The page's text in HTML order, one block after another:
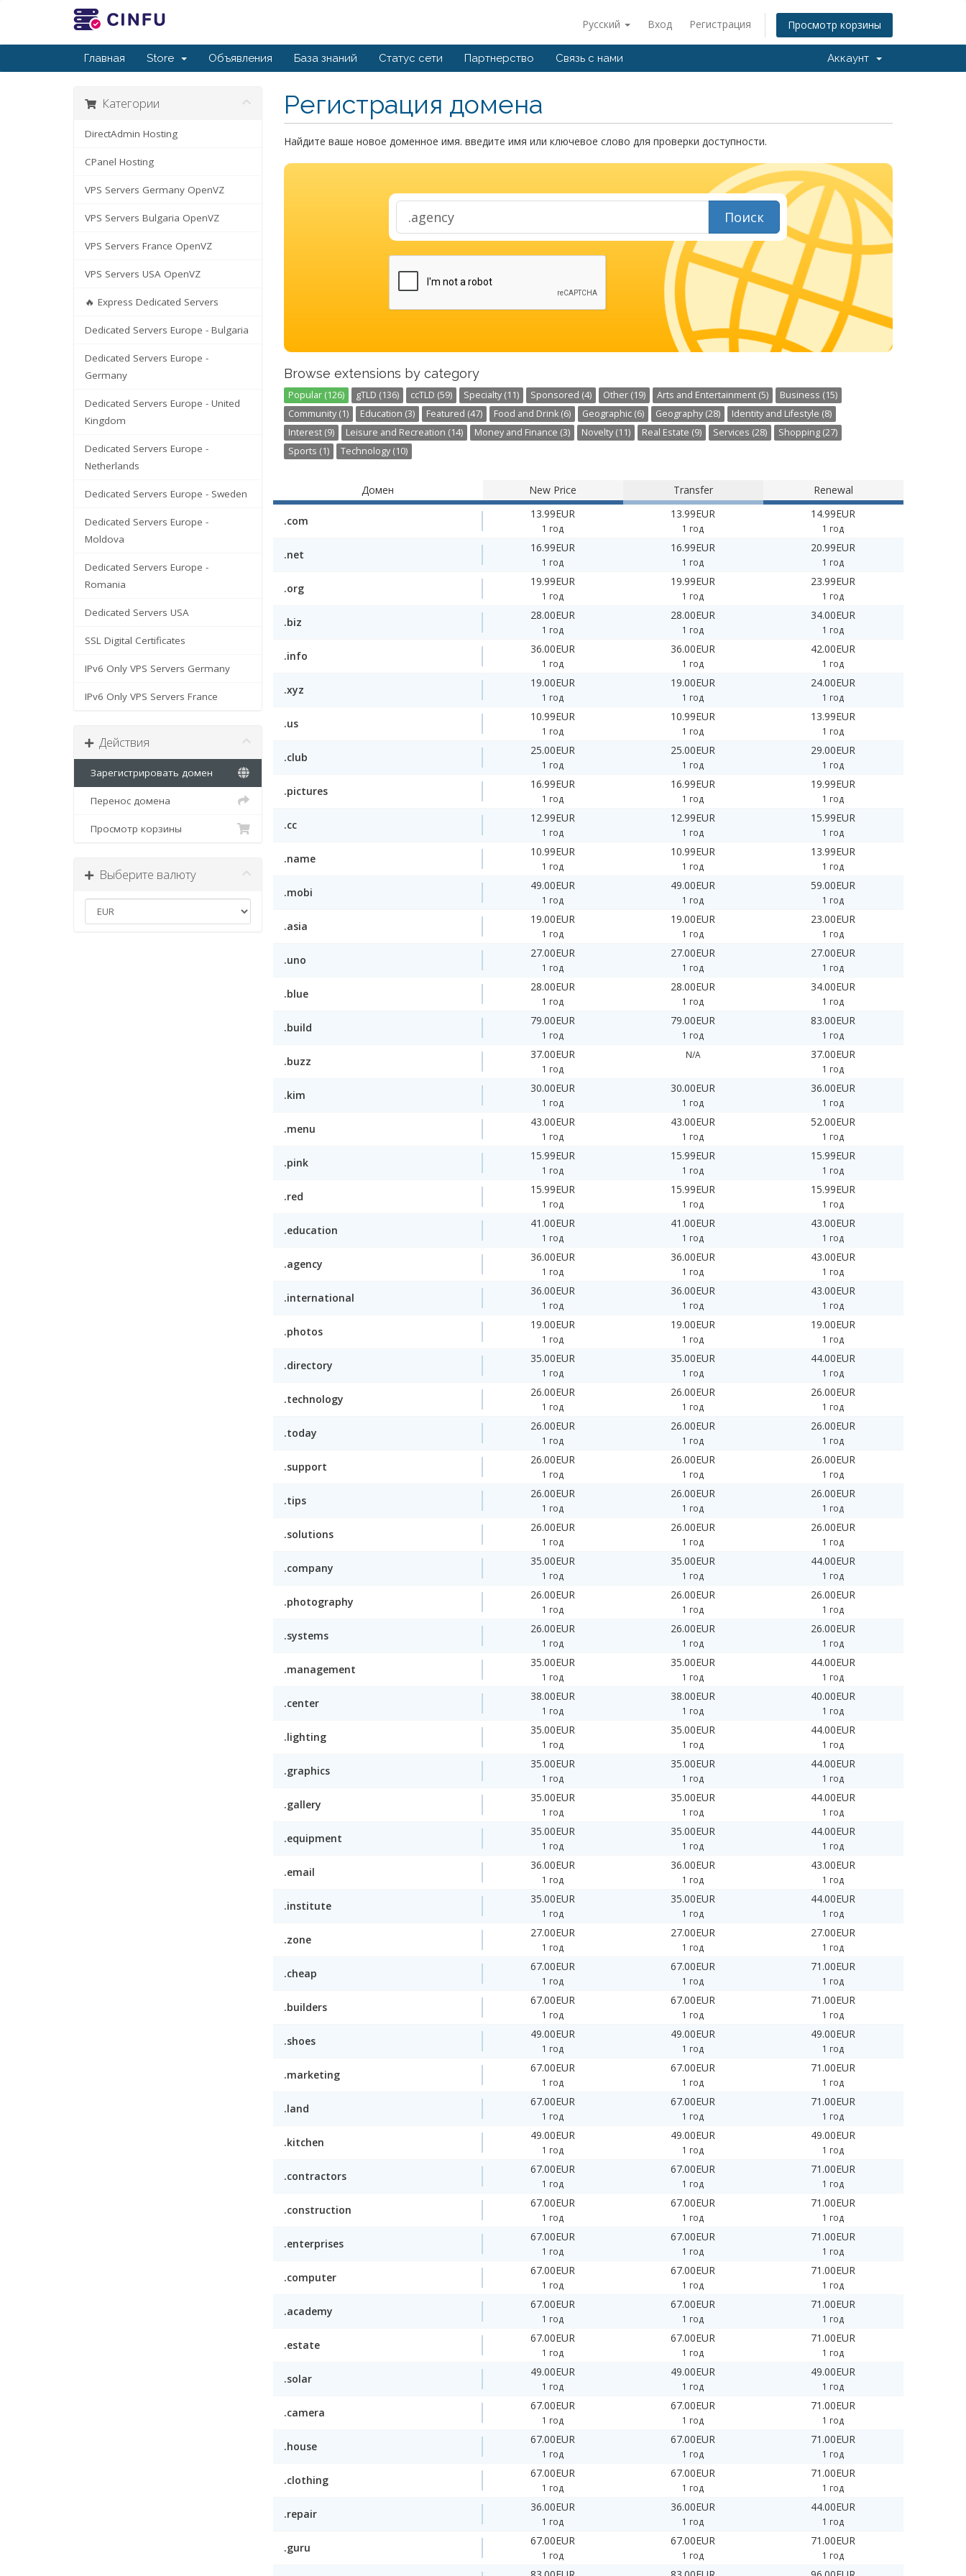
Русский Вход Регистрация Просмотр корзины
Главная Store Объявления База знаний Статус сети Партнерство Связь с нами Аккаунт
Регистрация домена
Категории
DirectAdmin Hosting
CPanel Hosting
VPS Servers Germany OpenVZ
VPS Servers Bulgaria OpenVZ
VPS Servers France OpenVZ
VPS Servers USA OpenVZ
🔥 Express Dedicated Servers
Dedicated Servers Europe - Bulgaria
Dedicated Servers Europe -
Germany
Dedicated Servers Europe - United
Kingdom
Dedicated Servers Europe -
Netherlands
Dedicated Servers Europe - Sweden
Dedicated Servers Europe -
Moldova
Dedicated Servers Europe -
Romania
Dedicated Servers USA
SSL Digital Certificates
IPv6 Only VPS Servers Germany
IPv6 Only VPS Servers France
Действия
Зарегистрировать домен
Перенос домена
Просмотр корзины
Выберите валюту
Найдите ваше новое доменное имя. введите имя или ключевое слово для проверки доступности.
Поиск
Browse extensions by category
Popular (126) gTLD (136) ccTLD (59) Specialty (11) Sponsored (4) Other (19) Arts and Entertainment (5)
Business (15)
Community (1)
Education (3) Featured (47) Food and Drink (6) Geographic (6) Geography (28)
Identity and Lifestyle (8)
Interest (9)
Leisure and Recreation (14) Money and Finance (3) Novelty (11) Real Estate (9) Services (28)
Shopping (27)
Sports (1)
Technology (10)
Домен New Price Transfer Renewal
.com
13.99EUR
1 год
13.99EUR
1 год
14.99EUR
1 год
.net
16.99EUR
1 год
16.99EUR
1 год
20.99EUR
1 год
.org
19.99EUR
1 год
19.99EUR
1 год
23.99EUR
1 год
.biz
28.00EUR
1 год
28.00EUR
1 год
34.00EUR
1 год
.info
36.00EUR
1 год
36.00EUR
1 год
42.00EUR
1 год
.xyz
19.00EUR
1 год
19.00EUR
1 год
24.00EUR
1 год
.us
10.99EUR
1 год
10.99EUR
1 год
13.99EUR
1 год
.club
25.00EUR
1 год
25.00EUR
1 год
29.00EUR
1 год
.pictures
16.99EUR
1 год
16.99EUR
1 год
19.99EUR
1 год
.cc
12.99EUR
1 год
12.99EUR
1 год
15.99EUR
1 год
.name
10.99EUR
1 год
10.99EUR
1 год
13.99EUR
1 год
.mobi
49.00EUR
1 год
49.00EUR
1 год
59.00EUR
1 год
.asia
19.00EUR
1 год
19.00EUR
1 год
23.00EUR
1 год
.uno
27.00EUR
1 год
27.00EUR
1 год
27.00EUR
1 год
.blue
28.00EUR
1 год
28.00EUR
1 год
34.00EUR
1 год
.build
79.00EUR
1 год
79.00EUR
1 год
83.00EUR
1 год
.buzz
37.00EUR
1 год
N/A 37.00EUR
1 год
.kim
30.00EUR
1 год
30.00EUR
1 год
36.00EUR
1 год
.menu
43.00EUR
1 год
43.00EUR
1 год
52.00EUR
1 год
.pink
15.99EUR
1 год
15.99EUR
1 год
15.99EUR
1 год
.red
15.99EUR
1 год
15.99EUR
1 год
15.99EUR
1 год
.education
41.00EUR
1 год
41.00EUR
1 год
43.00EUR
1 год
.agency
36.00EUR
1 год
36.00EUR
1 год
43.00EUR
1 год
.international
36.00EUR
1 год
36.00EUR
1 год
43.00EUR
1 год
.photos
19.00EUR
1 год
19.00EUR
1 год
19.00EUR
1 год
.directory
35.00EUR
1 год
35.00EUR
1 год
44.00EUR
1 год
.technology
26.00EUR
1 год
26.00EUR
1 год
26.00EUR
1 год
.today
26.00EUR
1 год
26.00EUR
1 год
26.00EUR
1 год
.support
26.00EUR
1 год
26.00EUR
1 год
26.00EUR
1 год
.tips
26.00EUR
1 год
26.00EUR
1 год
26.00EUR
1 год
.solutions
26.00EUR
1 год
26.00EUR
1 год
26.00EUR
1 год
.company
35.00EUR
1 год
35.00EUR
1 год
44.00EUR
1 год
.photography
26.00EUR
1 год
26.00EUR
1 год
26.00EUR
1 год
.systems
26.00EUR
1 год
26.00EUR
1 год
26.00EUR
1 год
.management
35.00EUR
1 год
35.00EUR
1 год
44.00EUR
1 год
.center
38.00EUR
1 год
38.00EUR
1 год
40.00EUR
1 год
.lighting
35.00EUR
1 год
35.00EUR
1 год
44.00EUR
1 год
.graphics
35.00EUR
1 год
35.00EUR
1 год
44.00EUR
1 год
.gallery
35.00EUR
1 год
35.00EUR
1 год
44.00EUR
1 год
.equipment
35.00EUR
1 год
35.00EUR
1 год
44.00EUR
1 год
.email
36.00EUR
1 год
36.00EUR
1 год
43.00EUR
1 год
.institute
35.00EUR
1 год
35.00EUR
1 год
44.00EUR
1 год
.zone
27.00EUR
1 год
27.00EUR
1 год
27.00EUR
1 год
.cheap
67.00EUR
1 год
67.00EUR
1 год
71.00EUR
1 год
.builders
67.00EUR
1 год
67.00EUR
1 год
71.00EUR
1 год
.shoes
49.00EUR
1 год
49.00EUR
1 год
49.00EUR
1 год
.marketing
67.00EUR
1 год
67.00EUR
1 год
71.00EUR
1 год
.land
67.00EUR
1 год
67.00EUR
1 год
71.00EUR
1 год
.kitchen
49.00EUR
1 год
49.00EUR
1 год
49.00EUR
1 год
.contractors
67.00EUR
1 год
67.00EUR
1 год
71.00EUR
1 год
.construction
67.00EUR
1 год
67.00EUR
1 год
71.00EUR
1 год
.enterprises
67.00EUR
1 год
67.00EUR
1 год
71.00EUR
1 год
.computer
67.00EUR
1 год
67.00EUR
1 год
71.00EUR
1 год
.academy
67.00EUR
1 год
67.00EUR
1 год
71.00EUR
1 год
.estate
67.00EUR
1 год
67.00EUR
1 год
71.00EUR
1 год
.solar
49.00EUR
1 год
49.00EUR
1 год
49.00EUR
1 год
.camera
67.00EUR
1 год
67.00EUR
1 год
71.00EUR
1 год
.house
67.00EUR
1 год
67.00EUR
1 год
71.00EUR
1 год
.clothing
67.00EUR
1 год
67.00EUR
1 год
71.00EUR
1 год
.repair
36.00EUR
1 год
36.00EUR
1 год
44.00EUR
1 год
.guru
67.00EUR
1 год
67.00EUR
1 год
71.00EUR
1 год